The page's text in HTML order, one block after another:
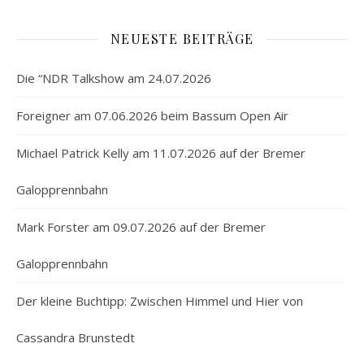
NEUESTE BEITRÄGE
Die “NDR Talkshow am 24.07.2026
Foreigner am 07.06.2026 beim Bassum Open Air
Michael Patrick Kelly am 11.07.2026 auf der Bremer
Galopprennbahn
Mark Forster am 09.07.2026 auf der Bremer
Galopprennbahn
Der kleine Buchtipp: Zwischen Himmel und Hier von
Cassandra Brunstedt